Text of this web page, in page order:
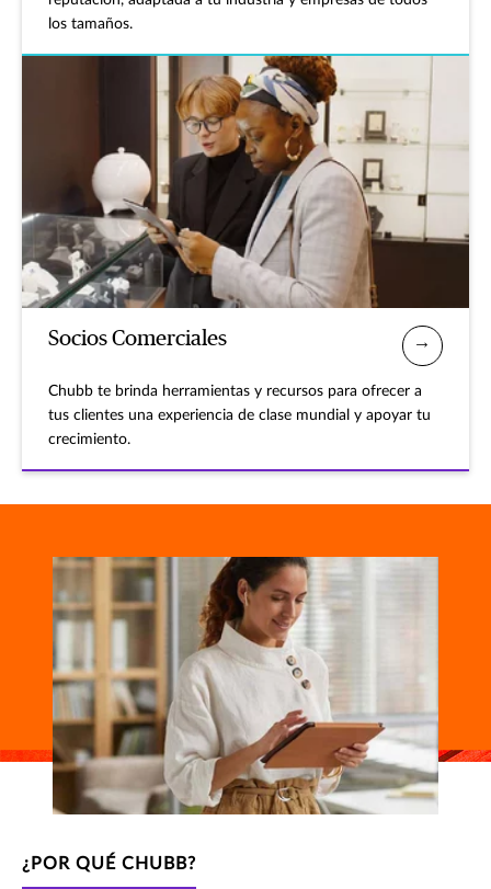
los tamaños.
Socios Comerciales
Chubb te brinda herramientas y recursos para ofrecer a
tus clientes una experiencia de clase mundial y apoyar tu
crecimiento.
¿POR QUÉ CHUBB?